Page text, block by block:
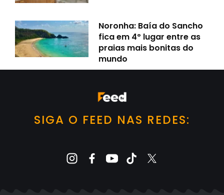
Noronha: Baía do Sancho
fica em 4º lugar entre as
praias mais bonitas do
mundo
SIGA O FEED NAS REDES: